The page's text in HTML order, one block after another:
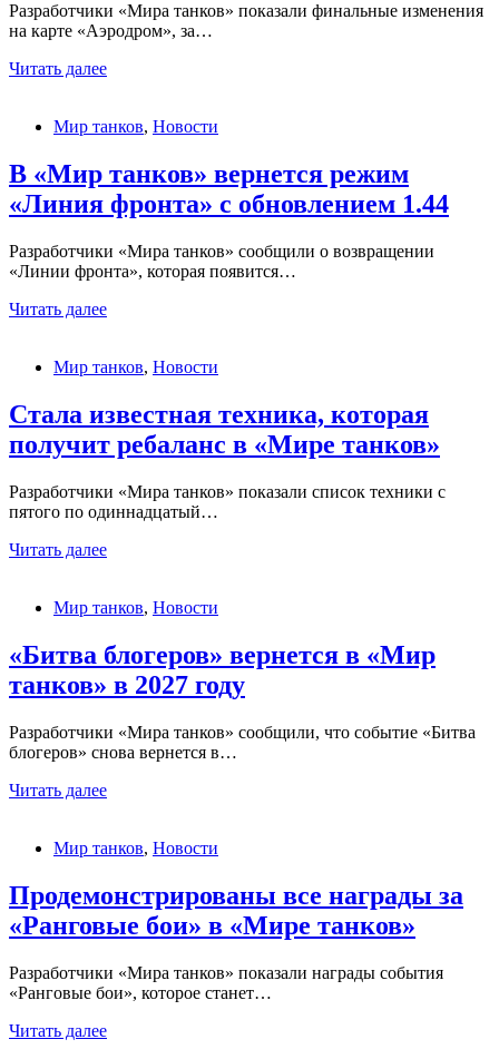
Разработчики «Мира танков» показали финальные изменения
на карте «Аэродром», за…
Читать далееПродемонстрированы
на
«Аэродром»
в
«Мире
Мир танков, Новости
В «Мир танков» вернется режим
«Линия фронта» с обновлением 1.44
Разработчики «Мира танков» сообщили о возвращении
«Линии фронта», которая появится…
Читать далееВ
вернется
«Линия
фронта»
с
1.44
Мир танков, Новости
Стала известная техника, которая
получит ребаланс в «Мире танков»
Разработчики «Мира танков» показали список техники с
пятого по одиннадцатый…
Читать далееСтала
которая
ребаланс
в
«Мире
Мир танков, Новости
«Битва блогеров» вернется в «Мир
танков» в 2027 году
Разработчики «Мира танков» сообщили, что событие «Битва
блогеров» снова вернется в…
Читать далее«Битва
в
танков»
в
2027
Мир танков, Новости
Продемонстрированы все награды за
«Ранговые бои» в «Мире танков»
Разработчики «Мира танков» показали награды события
«Ранговые бои», которое станет…
Читать далееПродемонстрированы